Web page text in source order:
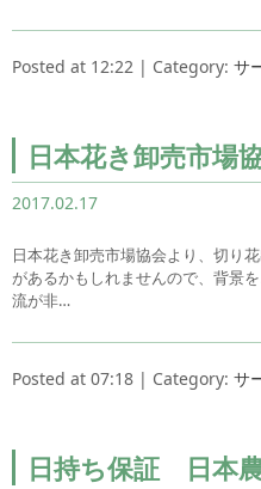
Posted at 12:22 | Category: サ
日本花き卸売市場
2017.02.17
日本花き卸売市場協会より、切り
があるかもしれませんので、背景
流が非…
Posted at 07:18 | Category: サ
日持ち保証 日本